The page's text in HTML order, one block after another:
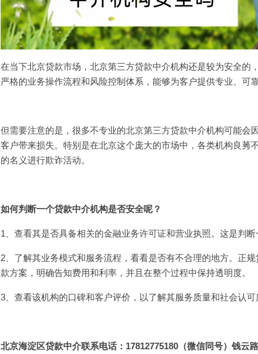
在当下北京贷款市场，北京第三方贷款中介机构还是较为安全的
严格的业务操作流程和风险控制体系，能够为客户提供专业、可
但需要注意的是，很多不专业的北京第三方贷款中介机构可能会
客户带来损失。特别是在北京这个庞大的市场中，各类机构良莠
的名义进行欺诈活动。
如何判断一个贷款中介机构是否安全呢？
1、查看其是否具备相关的金融业务许可证和营业执照。这是判断
2、了解其业务模式和服务流程，看看是否有不合理的地方。 正规
款方案，明确告知费用和利率，并且在整个过程中保持透明度。
3、查看该机构的口碑和客户评价，以了解其服务质量和社会认可
北京海淀区贷款中介联系电话：17812775180（微信同号）钱云